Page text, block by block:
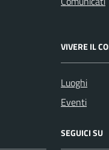
VIVERE IL
Luoghi
Eventi
SEGUICI SU